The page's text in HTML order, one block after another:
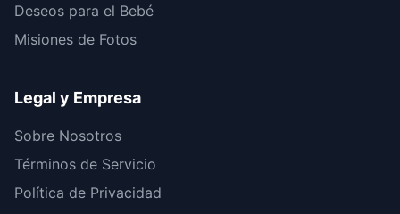
Deseos para el Bebé
Misiones de Fotos
Legal y Empresa
Sobre Nosotros
Términos de Servicio
Política de Privacidad